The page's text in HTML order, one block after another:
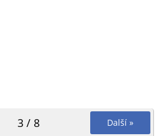
Další »
3 / 8